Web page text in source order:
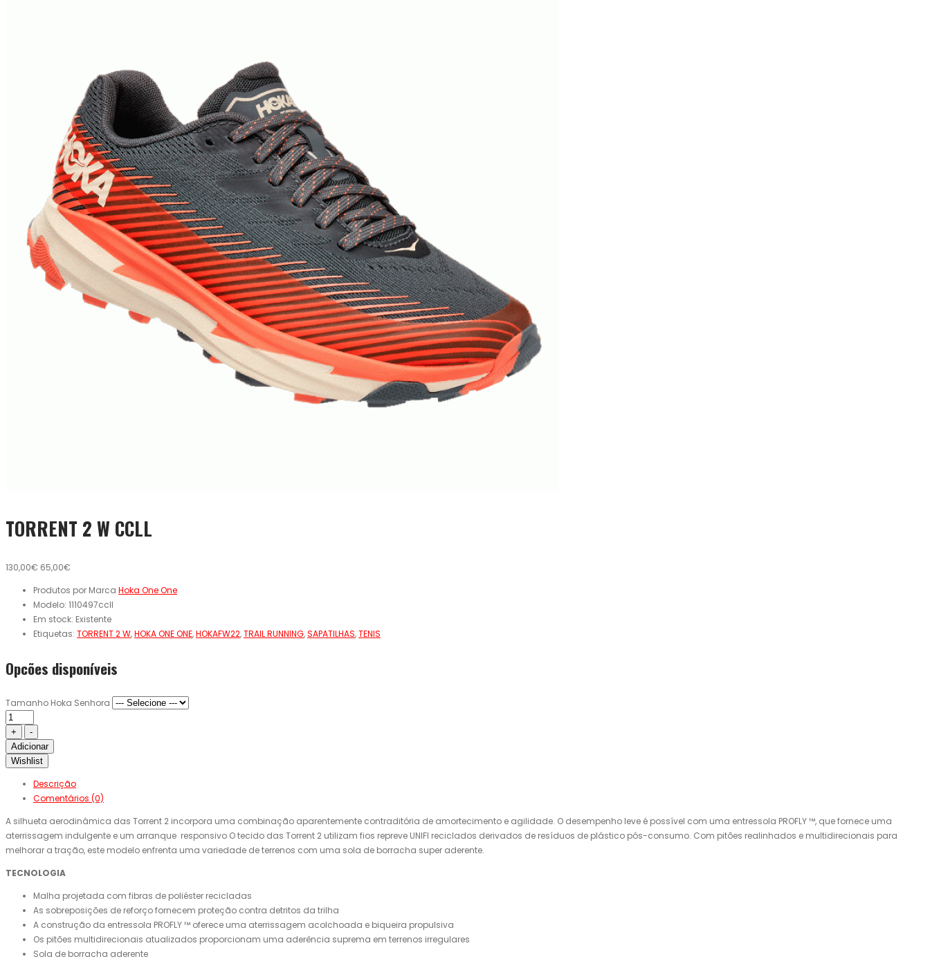
TORRENT 2 W CCLL
130,00€ 65,00€
Produtos por Marca Hoka One One
Modelo: 1110497ccll
Em stock: Existente
Etiquetas: TORRENT 2 W,HOKA ONE ONE,HOKAFW22,TRAIL RUNNING,SAPATILHAS,TENIS
Opcões disponíveis
Tamanho Hoka Senhora
Adicionar
Wishlist
Descrição
Comentários (0)
A silhueta aerodinâmica das Torrent 2 incorpora uma combinação aparentemente contraditória de amortecimento e agilidade. O desempenho leve é possível com uma entressola PROFLY ™, que fornece uma
aterrissagem indulgente e um arranque responsivo O tecido das Torrent 2 utilizam fios repreve UNIFI reciclados derivados de resíduos de plástico pós-consumo. Com pitões realinhados e multidirecionais para
melhorar a tração, este modelo enfrenta uma variedade de terrenos com uma sola de borracha super aderente.
TECNOLOGIA
Malha projetada com fibras de poliéster recicladas
As sobreposições de reforço fornecem proteção contra detritos da trilha
A construção da entressola PROFLY ™ oferece uma aterrissagem acolchoada e biqueira propulsiva
Os pitões multidirecionais atualizados proporcionam uma aderência suprema em terrenos irregulares
Sola de borracha aderente